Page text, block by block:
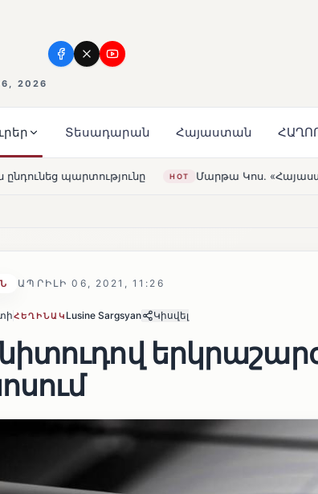
2026
Տեսադարան Հայաստան
HOT Մարթա Կոս. «Հայաստանն ու ԵՄ-ն երբեք
ԱՊՐԻԼԻ 06, 2021, 11:26
ՀԵՂԻՆԱԿ Lusine Sargsyan Կիսվել